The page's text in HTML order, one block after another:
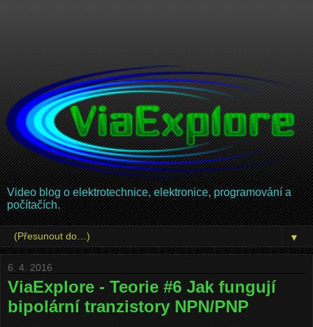
Video blog o elektrotechnice, elektronice, programování a
počítačích.
▼
6. 4. 2016
ViaExplore - Teorie #6 Jak fungují
bipolární tranzistory NPN/PNP